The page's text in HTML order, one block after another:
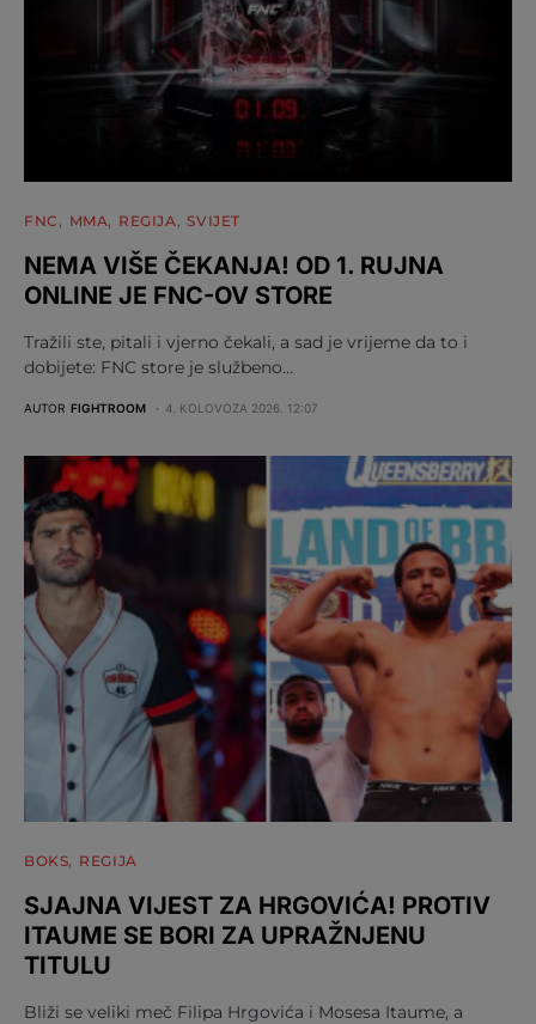
FNC MMA REGIJA SVIJET
NEMA VIŠE ČEKANJA! OD 1. RUJNA
ONLINE JE FNC-OV STORE
Tražili ste, pitali i vjerno čekali, a sad je vrijeme da to i
dobijete: FNC store je službeno…
AUTOR FIGHTROOM 4. KOLOVOZA 2026. 12:07
BOKS REGIJA
SJAJNA VIJEST ZA HRGOVIĆA! PROTIV
ITAUME SE BORI ZA UPRAŽNJENU
TITULU
Bliži se veliki meč Filipa Hrgovića i Mosesa Itaume, a